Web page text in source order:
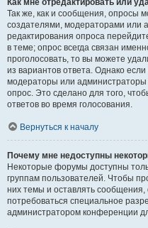
Как мне отредактировать или
Так же, как и сообщения, опросы
создателями, модераторами или
редактирования опроса
в теме; опрос всегда связан
проголосовать, то вы можете
из вариантов ответа. Однако
модераторы или администраторы
опрос. Это сделано для того,
ответов во время голосования.
Вернуться к началу
Почему мне недоступны
Некоторые форумы доступны
группам пользователей. Чтобы
них темы и оставлять
потребоваться специальное
администратором конференции